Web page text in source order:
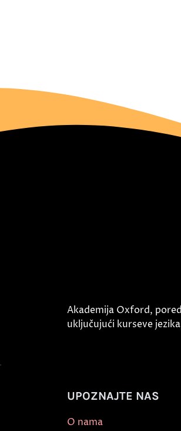
Akademija Oxford,
uključujući kurseve
UPOZNAJTE NAS
O nama